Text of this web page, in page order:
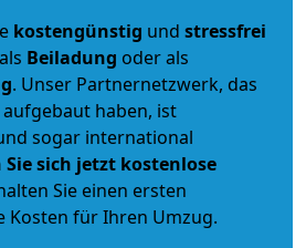
kostengünstig und stressfrei
Beiladung oder als
. Unser Partnernetzwerk, das
haben, ist
sogar international
Sie sich jetzt kostenlose
Sie einen ersten
Kosten für Ihren Umzug.